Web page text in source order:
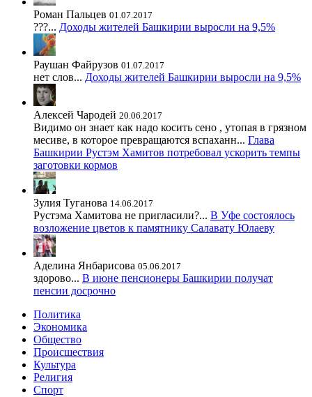
Роман Пальцев 01.07.2017
???... Доходы жителей Башкирии выросли на 9,5%
Раушан Файрузов 01.07.2017
нет слов... Доходы жителей Башкирии выросли на 9,5%
Алексей Чародей 20.06.2017
Видимо он знает как надо косить сено , утопая в грязном
месиве, в которое превращаются вспаханн... Глава
Башкирии Рустэм Хамитов потребовал ускорить темпы
заготовки кормов
Зулия Туганова 14.06.2017
Рустэма Хамитова не пригласили?... В Уфе состоялось
возложение цветов к памятнику Салавату Юлаеву
Аделина Янбарисова 05.06.2017
здорово... В июне пенсионеры Башкирии получат
пенсии досрочно
Политика
Экономика
Общество
Происшествия
Культура
Религия
Спорт